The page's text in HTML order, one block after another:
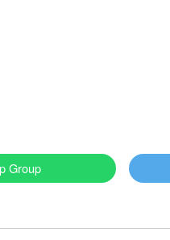
Group